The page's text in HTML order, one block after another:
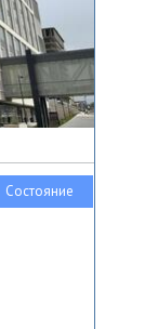
Состояние